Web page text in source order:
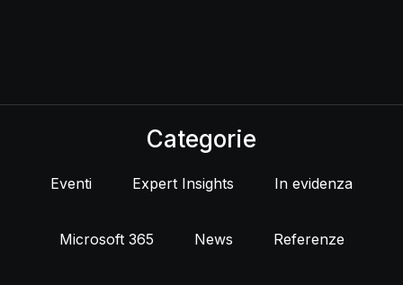
Categorie
Eventi Expert Insights In evidenza
Microsoft 365 News Referenze